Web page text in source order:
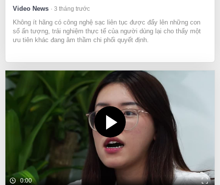
Video News 3 tháng trước
Không ít hãng có công nghệ sạc liên tục được đẩy lên những con
số ấn tượng, trải nghiệm thực tế của người dùng lại cho thấy một
ưu tiên khác đang âm thầm chi phối quyết định.
0:00